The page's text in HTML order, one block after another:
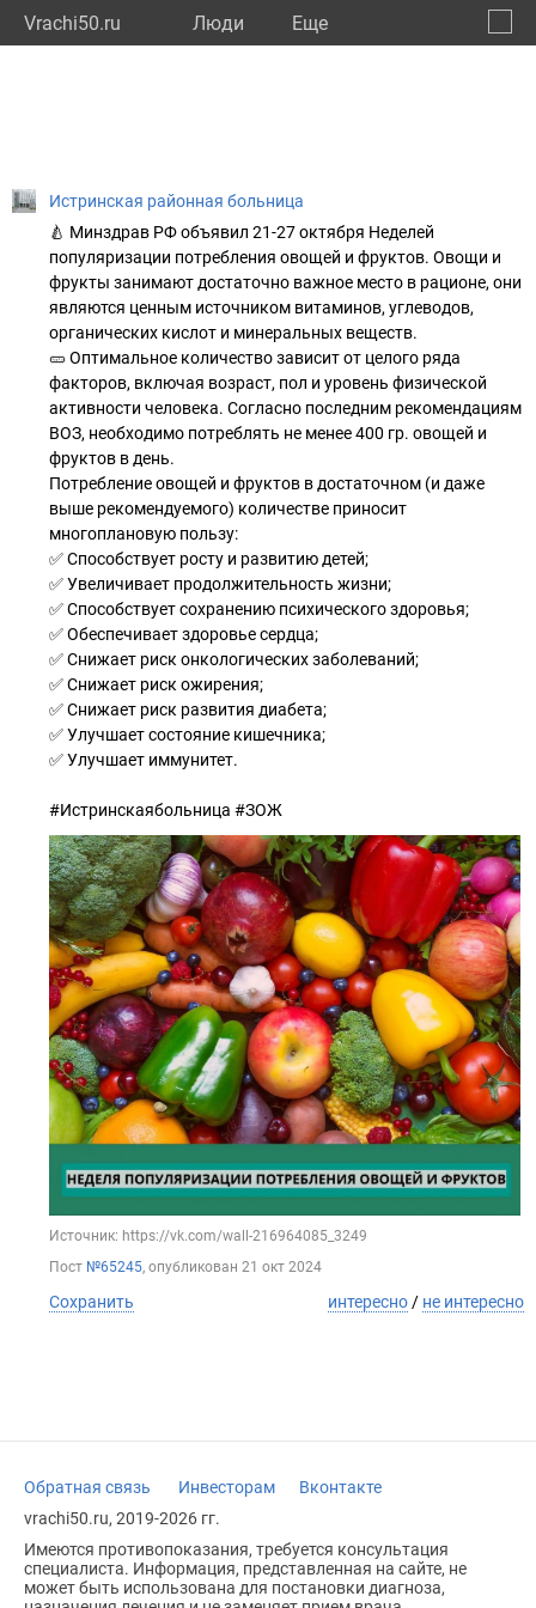
Vrachi50.ru Люди Eще
Истринская районная больница
🍐 Минздрав РФ объявил 21-27 октября Неделей
популяризации потребления овощей и фруктов. Овощи и
фрукты занимают достаточно важное место в рационе, они
являются ценным источником витаминов, углеводов,
органических кислот и минеральных веществ.
🥒 Оптимальное количество зависит от целого ряда
факторов, включая возраст, пол и уровень физической
активности человека. Согласно последним рекомендациям
ВОЗ, необходимо потреблять не менее 400 гр. овощей и
фруктов в день.
Потребление овощей и фруктов в достаточном (и даже
выше рекомендуемого) количестве приносит
многоплановую пользу:
✅ Способствует росту и развитию детей;
✅ Увеличивает продолжительность жизни;
✅ Способствует сохранению психического здоровья;
✅ Обеспечивает здоровье сердца;
✅ Снижает риск онкологических заболеваний;
✅ Снижает риск ожирения;
✅ Снижает риск развития диабета;
✅ Улучшает состояние кишечника;
✅ Улучшает иммунитет.
#Истринскаябольница #ЗОЖ
Источник: https://vk.com/wall-216964085_3249
Пост №65245, опубликован 21 окт 2024
Сохранить интересно / не интересно
Обратная связь Инвесторам
Вконтакте
vrachi50.ru, 2019-2026 гг.
Имеются противопоказания, требуется консультация
специалиста. Информация, представленная на сайте, не
может быть использована для постановки диагноза,